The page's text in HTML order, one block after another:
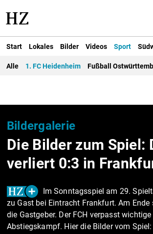
Start Lokales Bilder Videos Sport
Alle 1. FC Heidenheim Fußball
Bildergalerie
Die Bilder zum Spiel:
verliert 0:3 in
Im Sonntagsspiel am 29.
zu Gast bei Eintracht Frankfurt. Am
die Gastgeber. Der FCH verpasst
Abstiegskampf. Hier die Bilder vom Spiel: